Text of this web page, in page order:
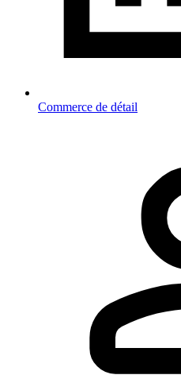
Commerce de détail